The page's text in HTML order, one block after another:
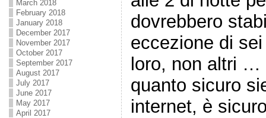
March 2018
February 2018
January 2018
December 2017
November 2017
October 2017
September 2017
August 2017
July 2017
June 2017
May 2017
April 2017
dovrebbero
eccezione di
loro, non altri …
quanto sicuro
internet, è